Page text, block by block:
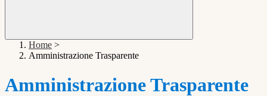
Home >
Amministrazione Trasparente
Amministrazione Trasparente